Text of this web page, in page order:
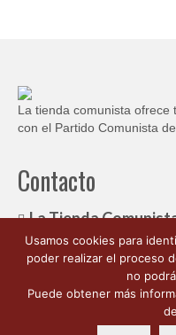
La tienda comunista ofrece
con el Partido Comunista
Contacto
La Tienda
c/ Ambrosio de Morales, 1
Córdoba España 14003
662 176 563
Usamos cookies para
poder realizar el proceso
no
Puede obtener más